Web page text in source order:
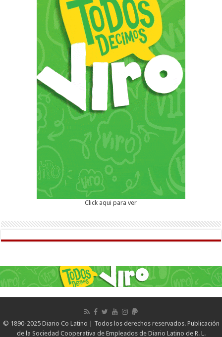
Click aqui para ver
© 1890-2025 Diario Co Latino | Todos los derechos reservados. Publicación
de la Sociedad Cooperativa de Empleados de Diario Latino de R. L.